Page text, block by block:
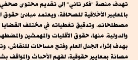
تهدف منصة "فكر تاني" إلى تقديم محتوى صحفي
بالمعايير الأخلاقية للصحافة، ويعتمد مبادئ
مصطلحاته، وتدقيق تغطياته في مختلف القضايا
والدولية، منها، حقوق الأقليات والمهمشين
بهدف إثراء الجدل العام وفتح مساحات للنقاش،
مصانة بمعايير حقوقية، لفهم الأحداث والمواقف